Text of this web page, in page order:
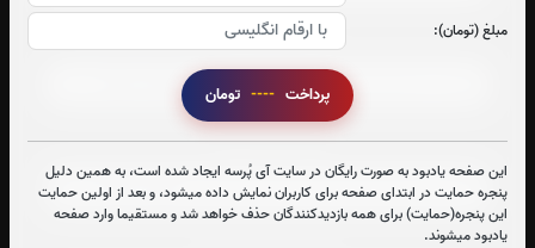
مبلغ (تومان):
پرداخت ----
این صفحه یادبود به صورت رایگان در سایت آی پُرسه ایجاد شده است، به همین دلیل
پنجره حمایت در ابتدای صفحه برای کاربران نمایش داده میشود، و بعد از اولین حمایت
این پنجره(حمایت) برای همه بازدیدکنندگان حذف خواهد شد و مستقیما وارد صفحه
یادبود میشوند.
صوت جزء شماره 3
صوت جزء شماره 4